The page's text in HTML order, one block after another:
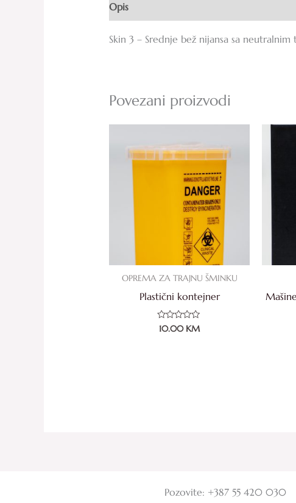
Opis
Skin 3 – Srednje bež nijansa sa
Povezani proizvodi
OPREMA ZA TRAJNU ŠMINKU
Plastični kontejner
Ocjenjeno
0
10.00 KM
Pozovite: +387 55 420 030